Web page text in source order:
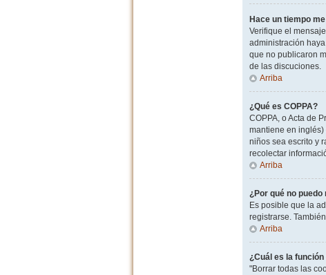
Hace un tiempo
Verifique el
administración
que no publicaron
de las discuciones.
Arriba
¿Qué es COPPA?
COPPA, o Acta de
mantiene en
niños sea escrito y
recolectar
Arriba
¿Por qué no
Es posible que la
registrarse.
Arriba
¿Cuál es la
"Borrar todas las